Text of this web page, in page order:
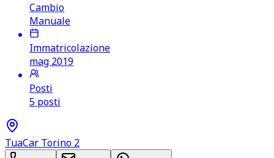
Cambio
Manuale
Immatricolazione
mag 2019
Posti
5 posti
TuaCar Torino 2